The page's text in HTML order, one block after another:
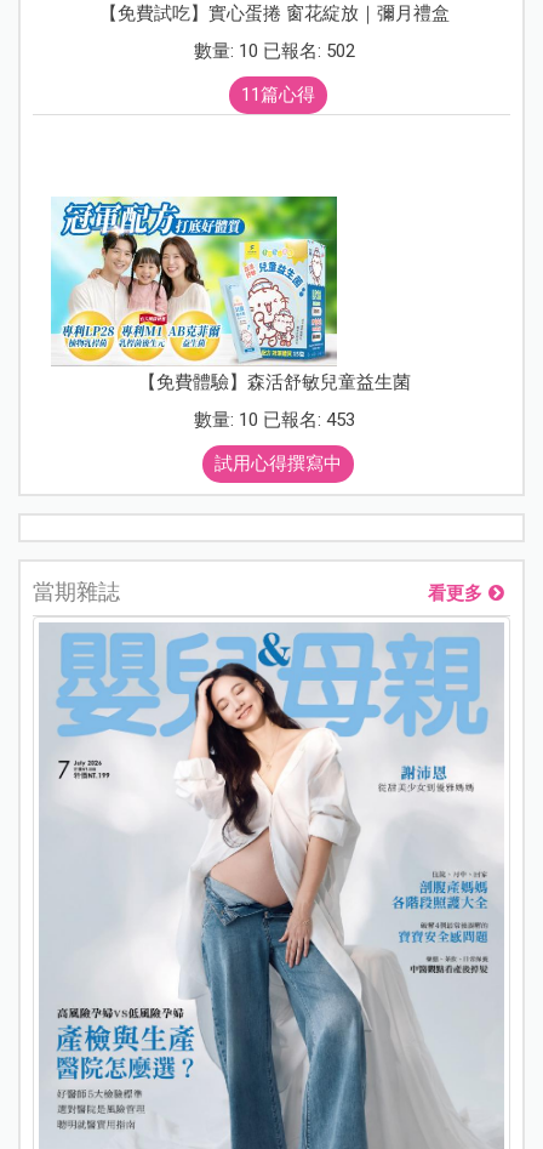
【免費試吃】實心蛋捲 窗花綻放｜彌月禮盒
數量: 10 已報名: 502
11篇心得
【免費體驗】森活舒敏兒童益生菌
數量: 10 已報名: 453
試用心得撰寫中
當期雜誌 看更多